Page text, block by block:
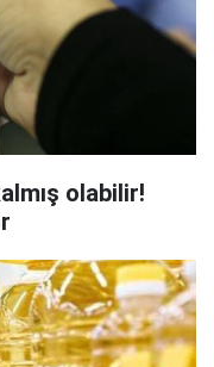
olabilir!